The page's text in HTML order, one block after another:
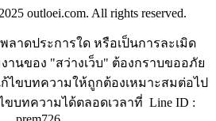
outloei.com. All rights reserved.
าดประการใด หรือเป็นการละเมิด
านของ "สว่างเว็บ" ต้องกราบขออภัย
ขบทความให้ถูกต้องเหมาะสมต่อไป
บทความได้ตลอดเวลาที่ Line ID :